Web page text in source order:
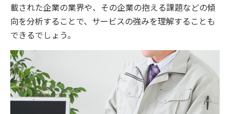
載された企業の業界や、その企業の抱える課題などの傾
向を分析することで、サービスの強みを理解することも
できるでしょう。